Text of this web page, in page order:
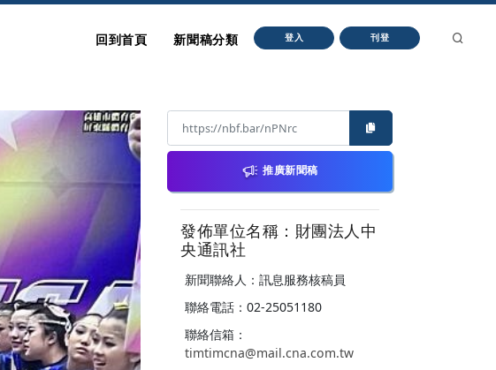
回到首頁 新聞稿分類 登入 刊登
推廣新聞稿
發佈單位名稱：財團法人中
央通訊社
新聞聯絡人：訊息服務核稿員
聯絡電話：02-25051180
聯絡信箱：
timtimcna@mail.cna.com.tw